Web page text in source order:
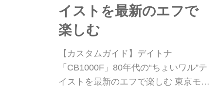
TOUCH」システム。簡単かつ確実強
固にサドル...
イストを最新のエフで
楽しむ
【カスタムガイド】デイトナ
「CB1000F」80年代の“ちょいワル”テ
イストを最新のエフで楽しむ 東京モー